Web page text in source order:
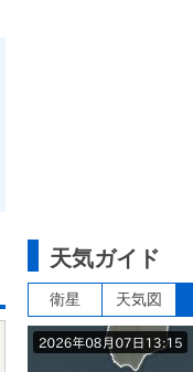
天気ガイド
衛星 天気図